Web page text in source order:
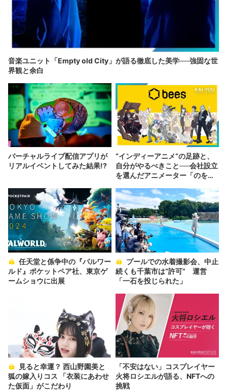
音楽ユニット「Empty old City」が語る徹底した美学──強固な世
界観と余白
バーチャルライブ配信アプリが
リアルイベントしてみた結果!?
“インディーアニメ“の足跡と、
自分がやるべきこと──会社設立
を選んだアニメーター「のを
ルド』ポケットペア社、東京ゲ
ームショウに出展
続くも千葉市は“許可” 運営
「一石を投じられた」
狐の嫁入りコス 「衣装にあわせ
た仮面」がこだわり
「不安はない」コスプレイヤー
火将ロシエルが語る、NFTへの
挑戦